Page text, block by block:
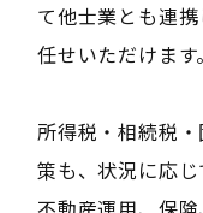
て他士業とも連
任せいただけます。
所得税・相続税
策も、状況に応